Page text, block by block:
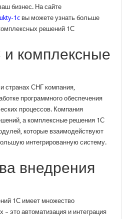
бизнес. На сайте
1c вы можете узнать больше
решений 1С
и комплексные
странах СНГ компания,
программного обеспечения
процессов. Компания
а комплексные решения 1С
которые взаимодействуют
интегрированную систему.
внедрения
1С имеет множество
это автоматизация и интеграция